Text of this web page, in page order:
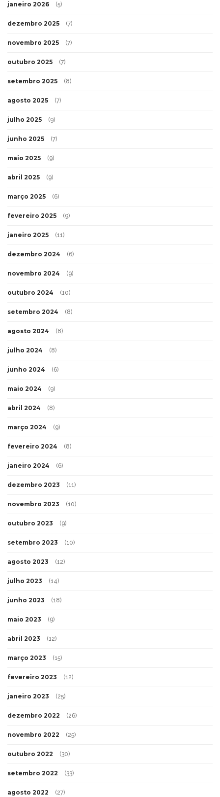
janeiro 2026 (5)
dezembro 2025 (7)
novembro 2025 (7)
outubro 2025 (7)
setembro 2025 (8)
agosto 2025 (7)
julho 2025 (9)
junho 2025 (7)
maio 2025 (9)
abril 2025 (9)
março 2025 (6)
fevereiro 2025 (9)
janeiro 2025 (11)
dezembro 2024 (6)
novembro 2024 (9)
outubro 2024 (10)
setembro 2024 (8)
agosto 2024 (8)
julho 2024 (8)
junho 2024 (6)
maio 2024 (9)
abril 2024 (8)
março 2024 (9)
fevereiro 2024 (8)
janeiro 2024 (6)
dezembro 2023 (11)
novembro 2023 (10)
outubro 2023 (9)
setembro 2023 (10)
agosto 2023 (12)
julho 2023 (14)
junho 2023 (18)
maio 2023 (9)
abril 2023 (12)
março 2023 (15)
fevereiro 2023 (12)
janeiro 2023 (25)
dezembro 2022 (26)
novembro 2022 (25)
outubro 2022 (30)
setembro 2022 (33)
agosto 2022 (27)